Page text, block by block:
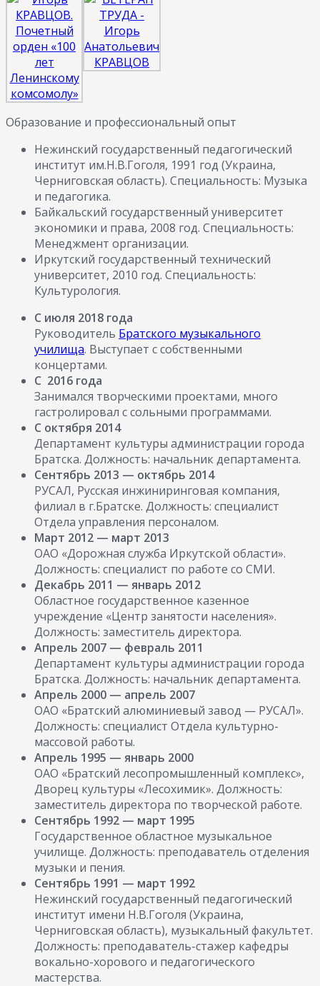
Образование и профессиональный опыт
Нежинский государственный педагогический
институт им.Н.В.Гоголя, 1991 год (Украина,
Черниговская область). Специальность: Музыка
и педагогика.
Байкальский государственный университет
экономики и права, 2008 год. Специальность:
Менеджмент организации.
Иркутский государственный технический
университет, 2010 год. Специальность:
Культурология.
С июля 2018 года
Руководитель Братского музыкального
училища. Выступает с собственными
концертами.
С 2016 года
Занимался творческими проектами, много
гастролировал с сольными программами.
С октября 2014
Департамент культуры администрации города
Братска. Должность: начальник департамента.
Сентябрь 2013 — октябрь 2014
РУСАЛ, Русская инжиниринговая компания,
филиал в г.Братске. Должность: специалист
Отдела управления персоналом.
Март 2012 — март 2013
ОАО «Дорожная служба Иркутской области».
Должность: специалист по работе со СМИ.
Декабрь 2011 — январь 2012
Областное государственное казенное
учреждение «Центр занятости населения».
Должность: заместитель директора.
Апрель 2007 — февраль 2011
Департамент культуры администрации города
Братска. Должность: начальник департамента.
Апрель 2000 — апрель 2007
ОАО «Братский алюминиевый завод — РУСАЛ».
Должность: специалист Отдела культурно-
массовой работы.
Апрель 1995 — январь 2000
ОАО «Братский лесопромышленный комплекс»,
Дворец культуры «Лесохимик». Должность:
заместитель директора по творческой работе.
Сентябрь 1992 — март 1995
Государственное областное музыкальное
училище. Должность: преподаватель отделения
музыки и пения.
Сентябрь 1991 — март 1992
Нежинский государственный педагогический
институт имени Н.В.Гоголя (Украина,
Черниговская область), музыкальный факультет.
Должность: преподаватель-стажер кафедры
вокально-хорового и педагогического
мастерства.